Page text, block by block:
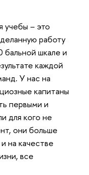
учебы – это
работу
шкале и
каждой
У нас на
капитаны
первыми и
для кого не
они больше
на качестве
все